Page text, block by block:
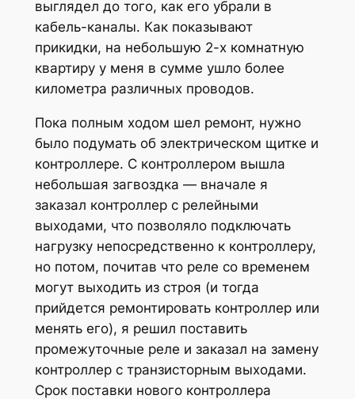
выглядел до того, как его убрали в
кабель-каналы. Как показывают
прикидки, на небольшую 2-х комнатную
квартиру у меня в сумме ушло более
километра различных проводов.
Пока полным ходом шел ремонт, нужно
было подумать об электрическом щитке и
контроллере. С контроллером вышла
небольшая загвоздка — вначале я
заказал контроллер с релейными
выходами, что позволяло подключать
нагрузку непосредственно к контроллеру,
но потом, почитав что реле со временем
могут выходить из строя (и тогда
прийдется ремонтировать контроллер или
менять его), я решил поставить
промежуточные реле и заказал на замену
контроллер с транзисторным выходами.
Срок поставки нового контроллера